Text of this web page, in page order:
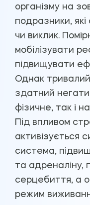
організму на
подразники,
чи виклик.
мобілізувати
підвищувати
Однак
здатний
фізичне, так і
Під впливом
активізується
система,
та адреналіну,
серцебиття, а
режим